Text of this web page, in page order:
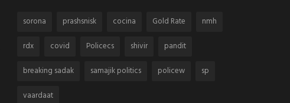
sorona prashsnisk cocina Gold Rate
nmh
rdx
covid Policecs shivir
pandit
breaking sadak
samajik politics policew
sp
vaardaat